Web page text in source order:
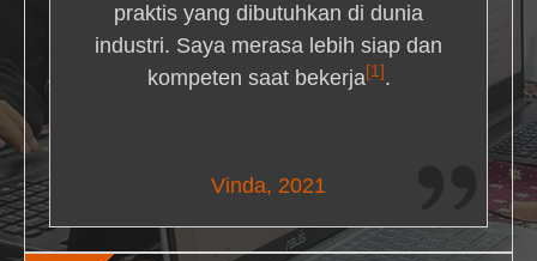
praktis yang dibutuhkan di dunia
industri. Saya merasa lebih siap dan
kompeten saat bekerja[1] .
Vinda, 2021